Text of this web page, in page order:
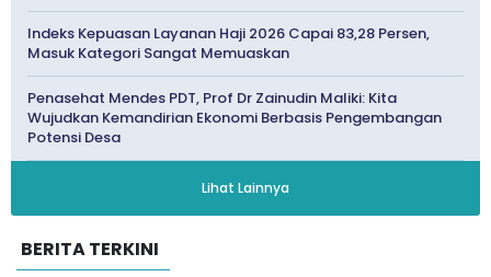
Indeks Kepuasan Layanan Haji 2026 Capai 83,28 Persen,
Masuk Kategori Sangat Memuaskan
Penasehat Mendes PDT, Prof Dr Zainudin Maliki: Kita
Wujudkan Kemandirian Ekonomi Berbasis Pengembangan
Potensi Desa
Lihat Lainnya
BERITA TERKINI